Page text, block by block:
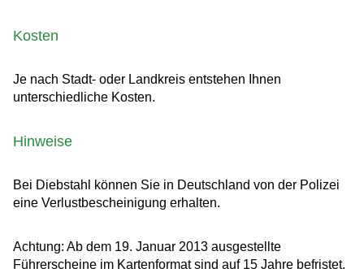
Kosten
Je nach Stadt- oder Landkreis entstehen Ihnen
unterschiedliche Kosten.
Hinweise
Bei Diebstahl können Sie in Deutschland von der Polizei
eine Verlustbescheinigung erhalten.
Achtung: Ab dem 19. Januar 2013 ausgestellte
Führerscheine im Kartenformat sind auf 15 Jahre befristet.